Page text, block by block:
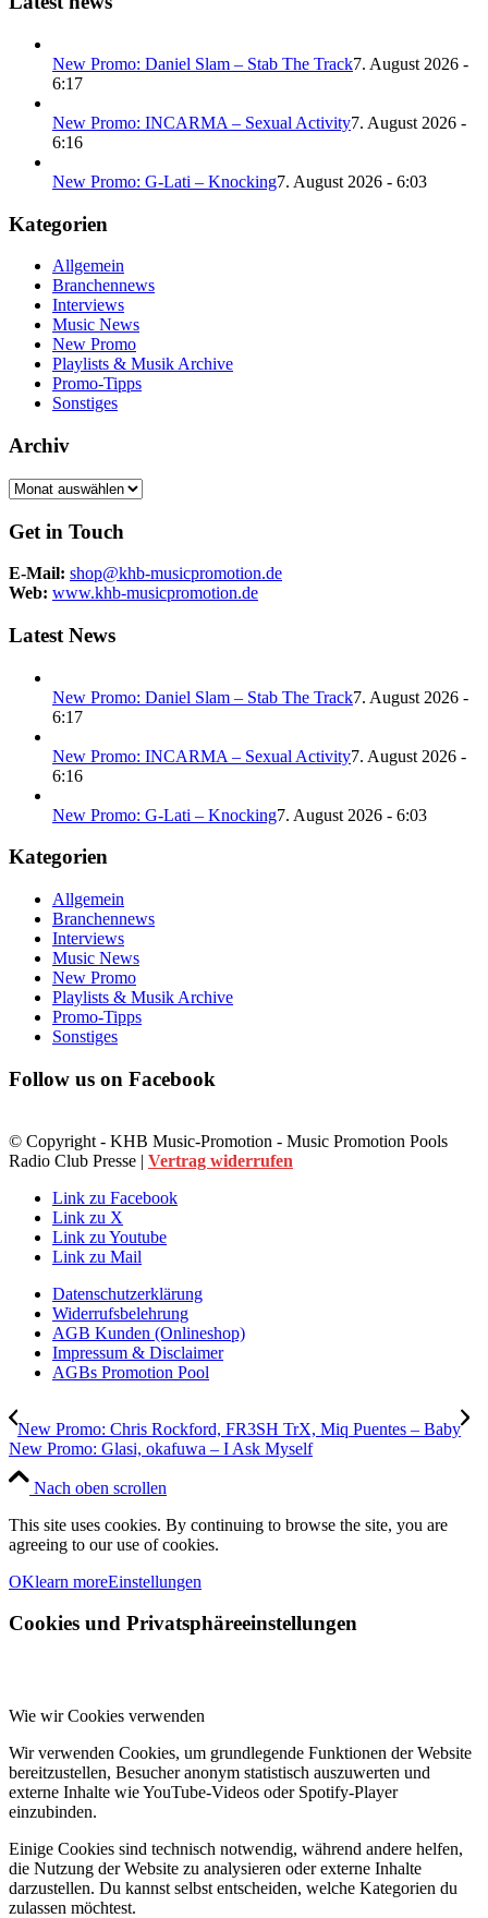
New Promo: Daniel Slam – Stab The Track7. August 2026 -
6:17
New Promo: INCARMA – Sexual Activity7. August 2026 -
6:16
New Promo: G-Lati – Knocking7. August 2026 - 6:03
Kategorien
Allgemein
Branchennews
Interviews
Music News
New Promo
Playlists & Musik Archive
Promo-Tipps
Sonstiges
Archiv
Archiv
Get in Touch
E-Mail: shop@khb-musicpromotion.de
Web: www.khb-musicpromotion.de
Latest News
New Promo: Daniel Slam – Stab The Track7. August 2026 -
6:17
New Promo: INCARMA – Sexual Activity7. August 2026 -
6:16
New Promo: G-Lati – Knocking7. August 2026 - 6:03
Kategorien
Allgemein
Branchennews
Interviews
Music News
New Promo
Playlists & Musik Archive
Promo-Tipps
Sonstiges
Follow us on Facebook
© Copyright - KHB Music-Promotion - Music Promotion Pools
Radio Club Presse | Vertrag widerrufen
Link zu Facebook
Link zu X
Link zu Youtube
Link zu Mail
Datenschutzerklärung
Widerrufsbelehrung
AGB Kunden (Onlineshop)
Impressum & Disclaimer
AGBs Promotion Pool
New Promo: Chris Rockford, FR3SH TrX, Miq Puentes – Baby
New Promo: Glasi, okafuwa – I Ask Myself
Nach oben scrollen
This site uses cookies. By continuing to browse the site, you are
agreeing to our use of cookies.
OKlearn moreEinstellungen
Cookies und Privatsphäreeinstellungen
Wie wir Cookies verwenden
Wir verwenden Cookies, um grundlegende Funktionen der Website
bereitzustellen, Besucher anonym statistisch auszuwerten und
externe Inhalte wie YouTube-Videos oder Spotify-Player
einzubinden.
Einige Cookies sind technisch notwendig, während andere helfen,
die Nutzung der Website zu analysieren oder externe Inhalte
darzustellen. Du kannst selbst entscheiden, welche Kategorien du
zulassen möchtest.